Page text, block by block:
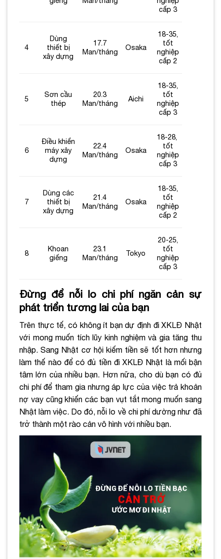
cấp 3
4
Dùng
thiết bị
xây dựng
17.7
Man/tháng
Osaka
18-35,
tốt
nghiệp
cấp 2
5
Sơn cầu
thép
20.3
Man/tháng
Aichi
18-35,
tốt
nghiệp
cấp 3
6
Điều khiển
máy xây
dựng
22.4
Man/tháng
Osaka
18-28,
tốt
nghiệp
cấp 3
7
Dùng các
thiết bị
xây dựng
21.4
Man/tháng
Osaka
18-35,
tốt
nghiệp
cấp 2
8
Khoan
giếng
23.1
Man/tháng
Tokyo
20-25,
tốt
nghiệp
cấp 3
Đừng để nỗi lo chi phí ngăn cản sự
phát triển tương lai của bạn
Trên thực tế, có không ít bạn dự định đi XKLĐ Nhật
với mong muốn tích lũy kinh nghiệm và gia tăng thu
nhập. Sang Nhật cơ hội kiếm tiền sẽ tốt hơn nhưng
làm thế nào để có đủ tiền đi XKLĐ Nhật là mối bận
tâm lớn của nhiều bạn. Hơn nữa, cho dù bạn có đủ
chi phí để tham gia nhưng áp lực của việc trả khoản
nợ vay cũng khiến các bạn vụt tắt mong muốn sang
Nhật làm việc. Do đó, nỗi lo về chi phí dường như đã
trở thành một rào cản vô hình với nhiều bạn.